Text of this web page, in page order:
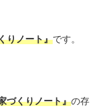
りノート』です。
づくりノート』の存